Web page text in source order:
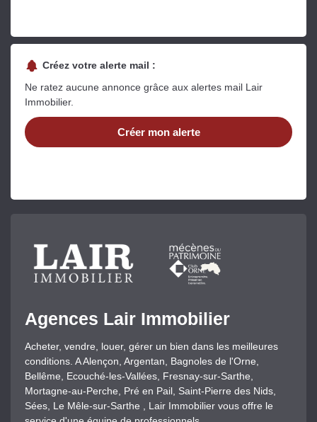
Créez votre alerte mail :
Ne ratez aucune annonce grâce aux alertes mail Lair
Immobilier.
Créer mon alerte
Agences Lair Immobilier
Acheter, vendre, louer, gérer un bien dans les meilleures
conditions. A Alençon, Argentan, Bagnoles de l'Orne,
Bellême, Ecouché-les-Vallées, Fresnay-sur-Sarthe,
Mortagne-au-Perche, Pré en Pail, Saint-Pierre des Nids,
Sées, Le Mêle-sur-Sarthe , Lair Immobilier vous offre le